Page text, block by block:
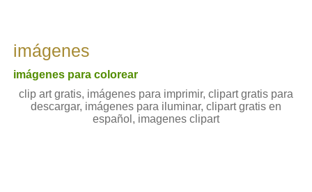
imágenes
imágenes para colorear
clip art gratis, imágenes para imprimir, clipart gratis para
descargar, imágenes para iluminar, clipart gratis en
español, imagenes clipart